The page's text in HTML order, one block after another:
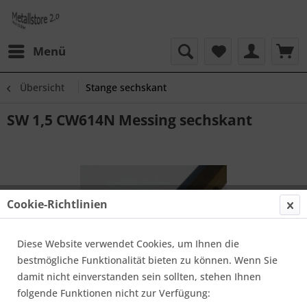
Menü
Übersicht Stange sechskant
SW 1,5 CW614N Messing sechskant
Cookie-Richtlinien
Diese Website verwendet Cookies, um Ihnen die
bestmögliche Funktionalität bieten zu können. Wenn Sie
damit nicht einverstanden sein sollten, stehen Ihnen
folgende Funktionen nicht zur Verfügung: